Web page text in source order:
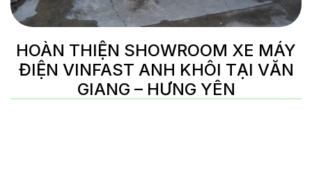
HOÀN THIỆN SHOWROOM XE MÁY
ĐIỆN VINFAST ANH KHÔI TẠI VĂN
GIANG – HƯNG YÊN